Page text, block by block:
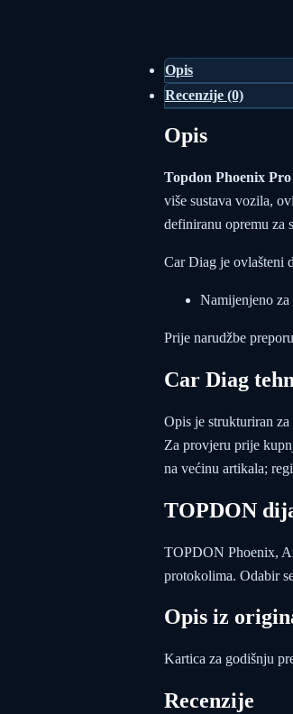
Opis
Recenzije (0)
Opis
Topdon Phoenix
više sustava vozila,
definiranu opremu za
Car Diag je ovlašteni
Namijenjeno
Prije narudžbe
Car Diag
Opis je strukturiran
Za provjeru prije
na većinu artikala;
TOPDON
TOPDON Phoenix,
protokolima. Odabir
Opis iz
Kartica za godišnju
Recenzije